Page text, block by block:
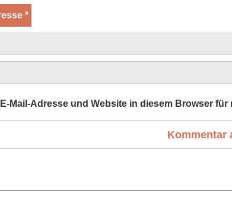
*
E-Mail-Adresse und Website in diesem Browser